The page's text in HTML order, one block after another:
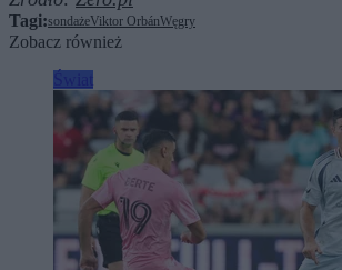
Tagi:sondażeViktor OrbánWęgry
Zobacz również